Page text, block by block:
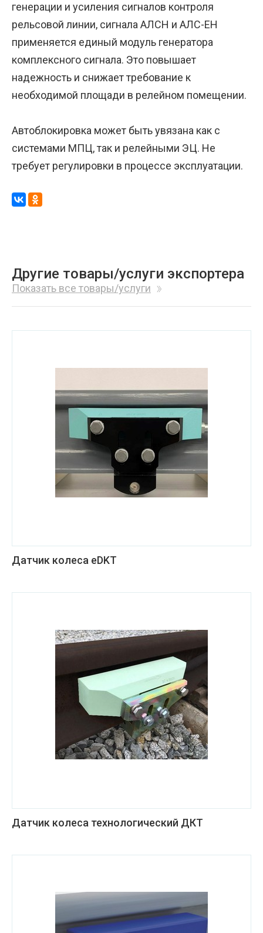
генерации и усиления сигналов контроля
рельсовой линии, сигнала АЛСН и АЛС-ЕН
применяется единый модуль генератора
комплексного сигнала. Это повышает
надежность и снижает требование к
необходимой площади в релейном помещении.
Автоблокировка может быть увязана как с
системами МПЦ, так и релейными ЭЦ. Не
требует регулировки в процессе эксплуатации.
Другие товары/услуги экспортера
Показать все товары/услуги
Датчик колеса eDKT
Датчик колеса технологический ДКТ